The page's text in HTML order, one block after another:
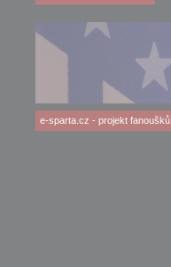
e-sparta.cz - projekt fanoušků